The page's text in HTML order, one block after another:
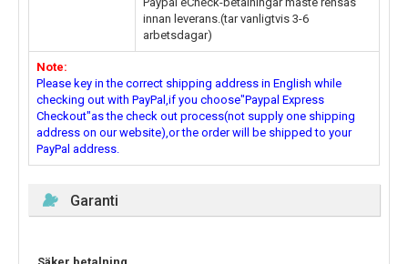
innan leverans.(tar vanligtvis 3-6
arbetsdagar)
Note:
Please key in the correct shipping address in English while
checking out with PayPal,if you choose"Paypal Express
Checkout"as the check out process(not supply one shipping
address on our website),or the order will be shipped to your
PayPal address.
Garanti